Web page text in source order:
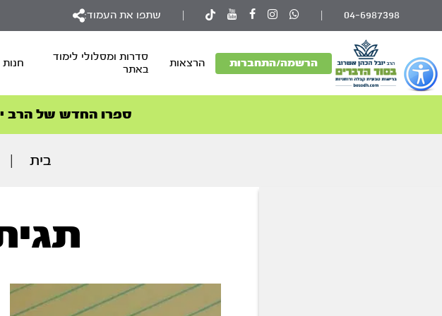
כפתור
לפתיחת
תפריט
נגישות
04-6987398 שתפו את העמוד:
הרשמה/התחברות הרצאות
סדרות ומסלולי לימוד
באתר
חנות
הסדרה
ספרו החדש של הרב
הצטרפו
הסדרה
בית